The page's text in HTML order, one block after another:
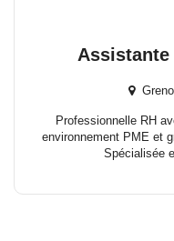
Professionnelle RH
environnement PME et
Spécialisée